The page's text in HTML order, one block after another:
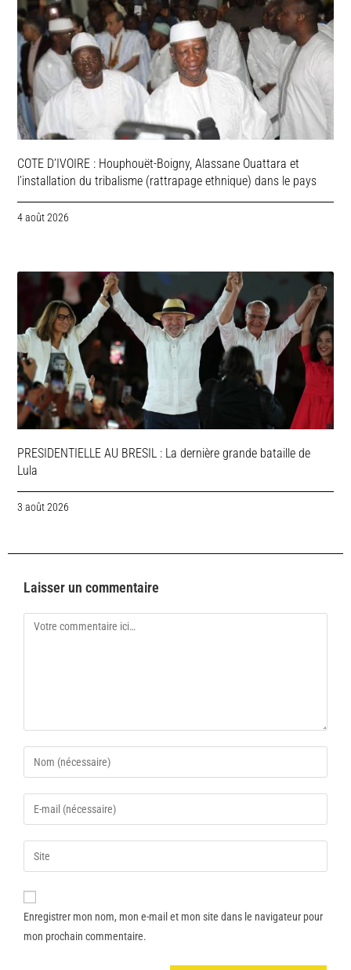
COTE D’IVOIRE : Houphouët-Boigny, Alassane Ouattara et
l’installation du tribalisme (rattrapage ethnique) dans le pays
4 août 2026
PRESIDENTIELLE AU BRESIL : La dernière grande bataille de
Lula
3 août 2026
Laisser un commentaire
Enregistrer mon nom, mon e-mail et mon site dans le navigateur pour
mon prochain commentaire.